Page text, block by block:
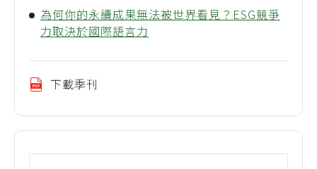
為何你的永續成果無法被世界看見？ESG競爭
力取決於國際語言力
下載季刊